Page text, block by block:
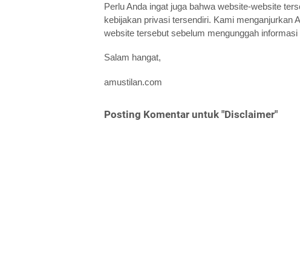
Perlu Anda ingat juga bahwa website-website
kebijakan privasi tersendiri. Kami menganjurkan
website tersebut sebelum mengunggah informasi
Salam hangat,
amustilan.com
Posting Komentar untuk "Disclaimer"